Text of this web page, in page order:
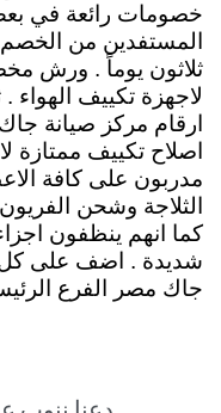
خصومات رائعة في
المستفدين من
ثلاثون يوماً . ورش
لاجهزة تكييف الهواء
ارقام مركز صيانة
اصلاح تكييف ممتازة
مدربون على كافة
الثلاجة وشحن الفريون
كما انهم ينظفون اجزاء
شديدة . اضف على كل
جاك مصر الفرع